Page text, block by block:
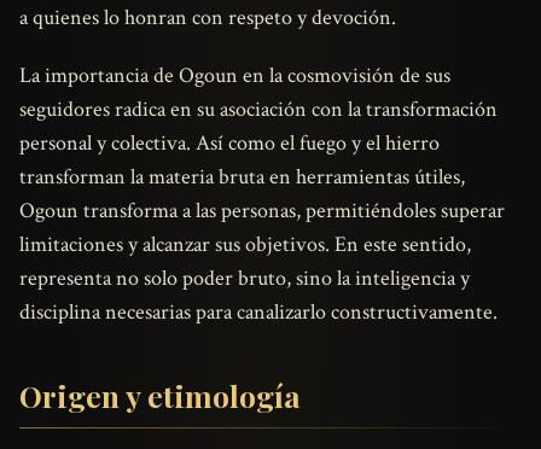
a quienes lo honran con respeto y devoción.
La importancia de Ogoun en la cosmovisión de sus
seguidores radica en su asociación con la transformación
personal y colectiva. Así como el fuego y el hierro
transforman la materia bruta en herramientas útiles,
Ogoun transforma a las personas, permitiéndoles superar
limitaciones y alcanzar sus objetivos. En este sentido,
representa no solo poder bruto, sino la inteligencia y
disciplina necesarias para canalizarlo constructivamente.
Origen y etimología